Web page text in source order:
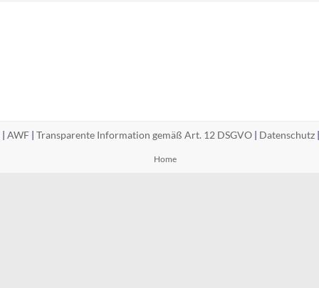
AWF | Transparente Information gemäß Art. 12 DSGVO | Datenschutz
Home